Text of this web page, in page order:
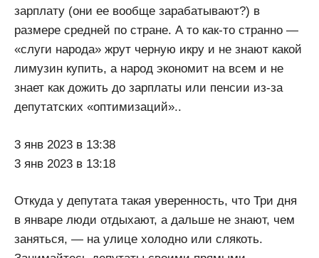
зарплату (они ее вообще зарабатывают?) в
размере средней по стране. А то как-то странно —
«слуги народа» жрут черную икру и не знают какой
лимузин купить, а народ экономит на всем и не
знает как дожить до зарплаты или пенсии из-за
депутатских «оптимизаций»..
3 янв 2023 в 13:38
3 янв 2023 в 13:18
Откуда у депутата такая уверенность, что Три дня
в январе люди отдыхают, а дальше не знают, чем
заняться, — на улице холодно или слякоть.